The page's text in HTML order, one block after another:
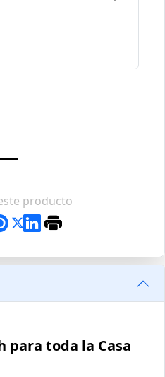
producto
para toda la Casa